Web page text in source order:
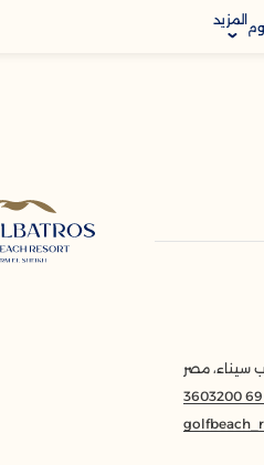
المزيد
سيناء، مصر